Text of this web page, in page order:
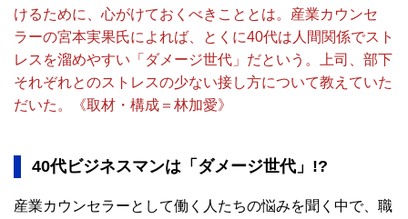
けるために、心がけておくべきこととは。産業カウンセ
ラーの宮本実果氏によれば、とくに40代は人間関係でスト
レスを溜めやすい「ダメージ世代」だという。上司、部下
それぞれとのストレスの少ない接し方について教えていた
だいた。《取材・構成＝林加愛》
40代ビジネスマンは「ダメージ世代」!?
産業カウンセラーとして働く人たちの悩みを聞く中で、職